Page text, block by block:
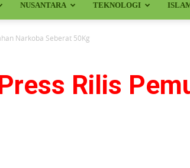
Kundur
News
NUSANTARA TEKNOLOGI
Narkoba Seberat 50Kg
Rilis